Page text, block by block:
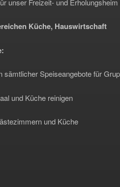
unser Freizeit- und
Küche, Hauswirtschaft
sämtlicher Speiseangebote für
und Küche reinigen
und Küche